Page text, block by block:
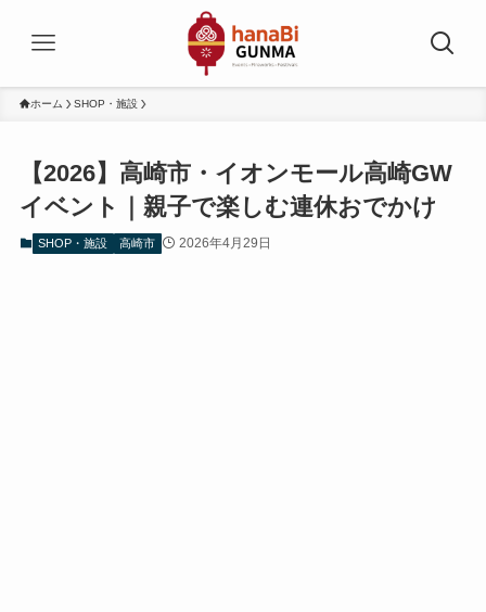
ホーム SHOP・施設
【2026】高崎市・イオンモール高崎GW
イベント｜親子で楽しむ連休おでかけ
SHOP・施設 高崎市 2026年4月29日